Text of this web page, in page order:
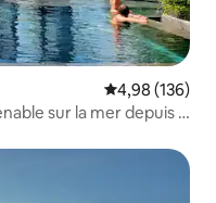
Évaluation
4,98 (136)
sur la mer depuis la
| Hôte